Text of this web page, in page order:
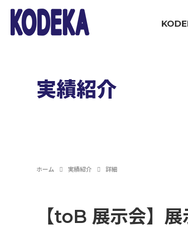
イベント制作・運営
実績紹介
ホーム 実績紹介 詳細
【toB 展示会】